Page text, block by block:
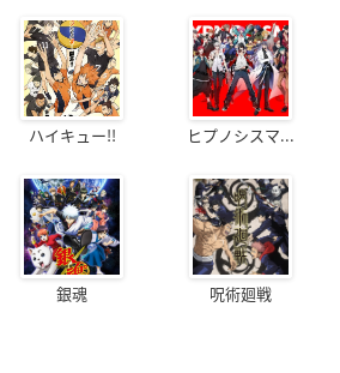
ハイキュー!! ヒプノシスマ...
銀魂 呪術廻戦